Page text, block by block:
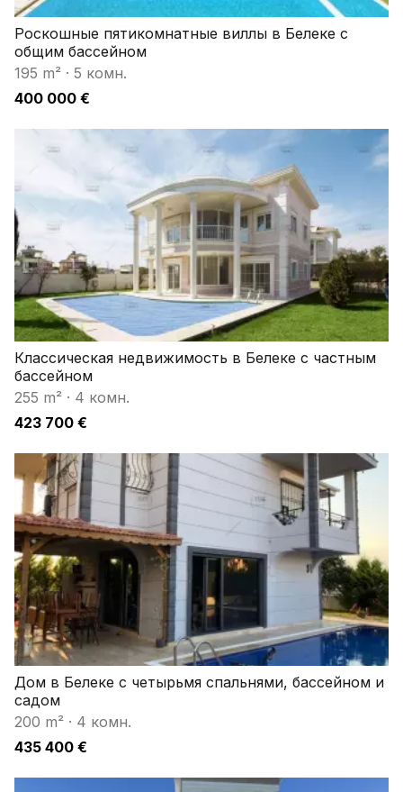
Роскошные пятикомнатные виллы в Белеке с
общим бассейном
195 m² · 5 комн.
400 000 €
Классическая недвижимость в Белеке с частным
бассейном
255 m² · 4 комн.
423 700 €
Дом в Белеке с четырьмя спальнями, бассейном и
садом
200 m² · 4 комн.
435 400 €